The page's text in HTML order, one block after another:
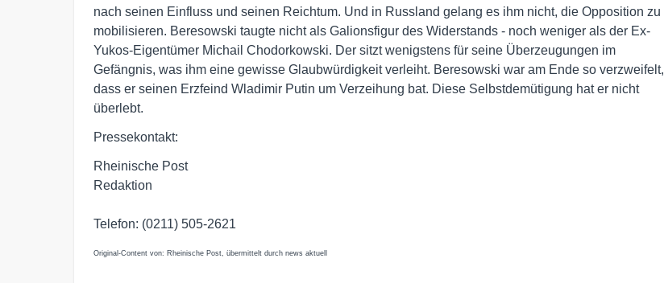
nach seinen Einfluss und seinen Reichtum. Und in Russland gelang es ihm nicht, die Opposition zu
mobilisieren. Beresowski taugte nicht als Galionsfigur des Widerstands - noch weniger als der Ex-
Yukos-Eigentümer Michail Chodorkowski. Der sitzt wenigstens für seine Überzeugungen im
Gefängnis, was ihm eine gewisse Glaubwürdigkeit verleiht. Beresowski war am Ende so verzweifelt,
dass er seinen Erzfeind Wladimir Putin um Verzeihung bat. Diese Selbstdemütigung hat er nicht
überlebt.
Pressekontakt:
Rheinische Post
Redaktion
Telefon: (0211) 505-2621
Original-Content von: Rheinische Post, übermittelt durch news aktuell